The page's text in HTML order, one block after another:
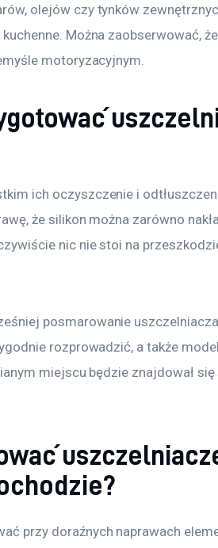
olejów czy tynków
Można zaobserwować,
motoryzacyjnym.
ich oczyszczenie i
że silikon można zarówno
nic nie stoi na
posmarowanie
rozprowadzić, a także
miejscu będzie znajdował
przy doraźnych naprawach